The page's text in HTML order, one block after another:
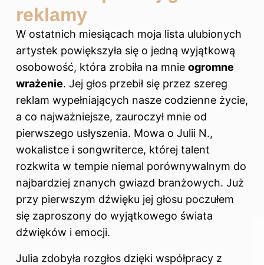
reklamy
W ostatnich miesiącach moja lista ulubionych
artystek powiększyła się o jedną wyjątkową
osobowość, która zrobiła na mnie ogromne
wrażenie. Jej głos przebił się przez szereg
reklam wypełniających nasze codzienne życie,
a co najważniejsze, zauroczył mnie od
pierwszego usłyszenia. Mowa o Julii N.,
wokalistce i songwriterce, której talent
rozkwita w tempie niemal porównywalnym do
najbardziej znanych gwiazd branżowych. Już
przy pierwszym dźwięku jej głosu poczułem
się zaproszony do wyjątkowego świata
dźwięków i emocji.
Julia zdobyła rozgłos dzięki współpracy z